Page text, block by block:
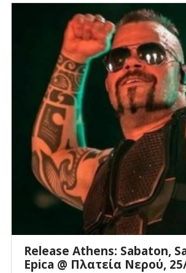
Release Athens: Sabaton,
Epica @ Πλατεία Νερού,